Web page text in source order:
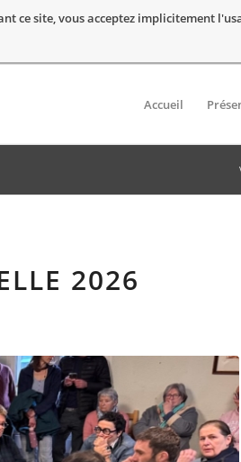
ce site, vous acceptez implicitement
Accueil
2026